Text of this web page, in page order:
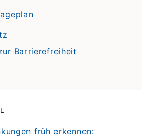
Barrierefreiheit
früh erkennen: